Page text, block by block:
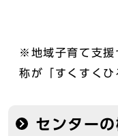
※地域子育て支援
称が「すくすくひ
センター